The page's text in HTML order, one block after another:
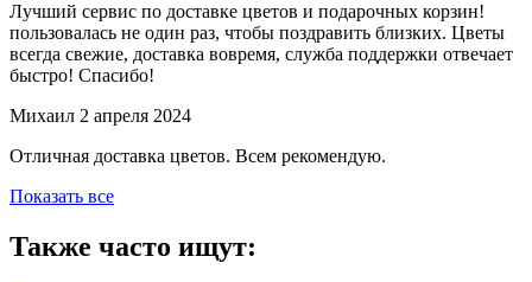
Лучший сервис по доставке цветов и подарочных корзин!
пользовалась не один раз, чтобы поздравить близких. Цветы
всегда свежие, доставка вовремя, служба поддержки отвечает
быстро! Спасибо!
Михаил 2 апреля 2024
Отличная доставка цветов. Всем рекомендую.
Показать все
Также часто ищут: